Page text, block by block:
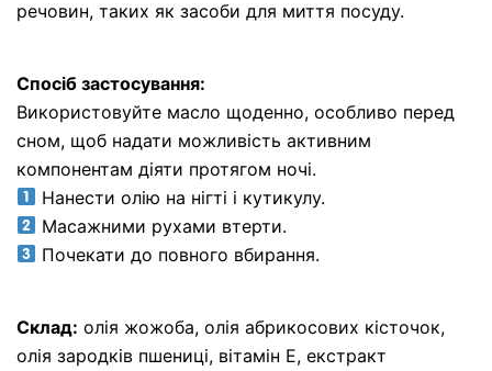
речовин, таких як засоби для миття посуду.
Спосіб застосування:
Використовуйте масло щоденно, особливо перед
сном, щоб надати можливість активним
компонентам діяти протягом ночі.
Нанести олію на нігті і кутикулу.
Масажними рухами втерти.
Почекати до повного вбирання.
Склад: олія жожоба, олія абрикосових кісточок,
олія зародків пшениці, вітамін Е, екстракт